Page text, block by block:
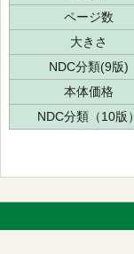
ページ数
大きさ
NDC分類(9版)
本体価格
NDC分類（10版）